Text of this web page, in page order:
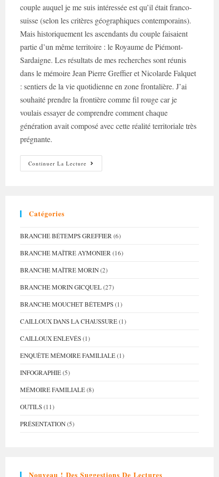
couple auquel je me suis intéressée est qu’il était franco-
suisse (selon les critères géographiques contemporains).
Mais historiquement les ascendants du couple faisaient
partie d’un même territoire : le Royaume de Piémont-
Sardaigne. Les résultats de mes recherches sont réunis
dans le mémoire Jean Pierre Greffier et Nicolarde Falquet
: sentiers de la vie quotidienne en zone frontalière. J’ai
souhaité prendre la frontière comme fil rouge car je
voulais essayer de comprendre comment chaque
génération avait composé avec cette réalité territoriale très
prégnante.
Continuer La Lecture Recherches
Croisées
Catégories
BRANCHE BÉTEMPS GREFFIER(6)
BRANCHE MAÎTRE AYMONIER(16)
BRANCHE MAÎTRE MORIN(2)
BRANCHE MORIN GICQUEL(27)
BRANCHE MOUCHET BÉTEMPS(1)
CAILLOUX DANS LA CHAUSSURE(1)
CAILLOUX ENLEVÉS(1)
ENQUÊTE MÉMOIRE FAMILIALE(1)
INFOGRAPHIE(5)
MÉMOIRE FAMILIALE(8)
OUTILS(11)
PRÉSENTATION(5)
Nouveau ! Des Suggestions De Lectures